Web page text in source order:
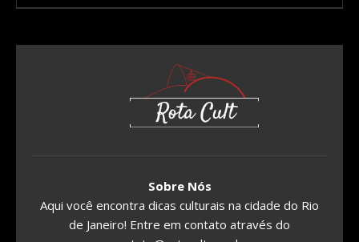
Sobre Nós
Aqui você encontra dicas culturais na cidade do Rio
de Janeiro! Entre em contato através do